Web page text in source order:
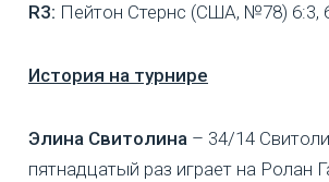
R3: Пейтон Стернс (США, №78) 6:3,
История на турнире
Элина Свитолина – 34/14
пятнадцатый раз играет на Ролан